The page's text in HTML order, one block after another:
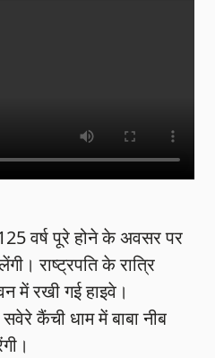
वर्ष पूरे होने के अवसर पर
राष्ट्रपति के रात्रि
में रखी गई हाइवे।
कैंची धाम में बाबा नीब